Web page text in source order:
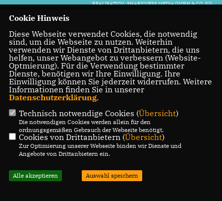
REALISATION: SHARKNESS MEDIA GMBH & CO. KG
Cookie Hinweis
Diese Webseite verwendet Cookies, die notwendig
sind, um die Webseite zu nutzen. Weiterhin
verwenden wir Dienste von Drittanbietern, die uns
helfen, unser Webangebot zu verbessern (Website-
Optmierung). Für die Verwendung bestimmter
Dienste, benötigen wir Ihre Einwilligung. Ihre
Einwilligung können Sie jederzeit widerrufen. Weitere
Informationen finden Sie in unserer
Datenschutzerklärung.
Technisch notwendige Cookies (Übersicht)
Die notwendigen Cookies werden allein für den
ordnungsgemäßen Gebrauch der Webseite benötigt.
Cookies von Drittanbietern (Übersicht)
Zur Optimierung unserer Webseite binden wir Dienste und
Angebote von Drittanbietern ein.
Alle akzeptieren Auswahl speichern